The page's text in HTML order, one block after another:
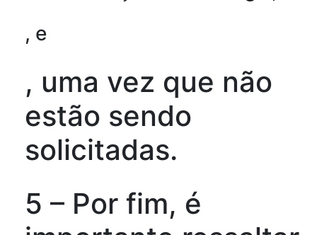
, e
, uma vez que não
estão sendo
solicitadas.
5 – Por fim, é